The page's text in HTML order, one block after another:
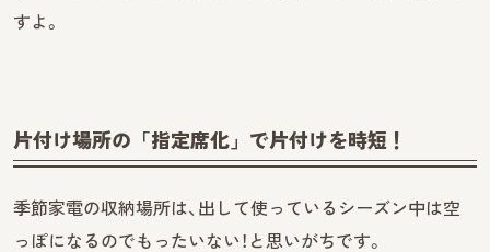
すよ。
片付け場所の「指定席化」で片付けを時短！
季節家電の収納場所は、出して使っているシーズン中は空
っぽになるのでもったいない！と思いがちです。